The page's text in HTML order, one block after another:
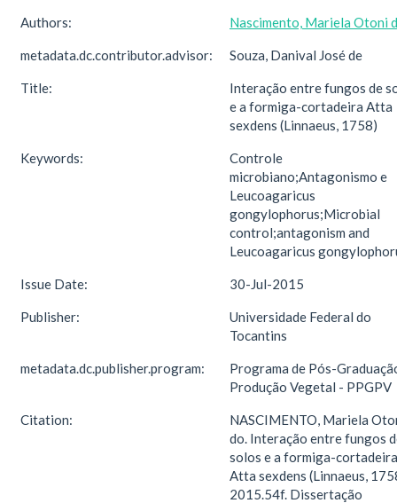
Authors: Nascimento, Mariela Otoni
metadata.dc.contributor.advisor: Souza, Danival José de
Title:
Interação entre fungos de
e a formiga-cortadeira Atta
sexdens (Linnaeus, 1758)
Keywords:
Controle
microbiano;Antagonismo e
Leucoagaricus
gongylophorus;Microbial
control;antagonism and
Leucoagaricus
Issue Date: 30-Jul-2015
Publisher:
Universidade Federal do
Tocantins
metadata.dc.publisher.program:
Programa de Pós-
Produção Vegetal - PPGPV
Citation:
NASCIMENTO, Mariela
do. Interação entre fungos
solos e a formiga-cortadeira
Atta sexdens (Linnaeus,
2015.54f. Dissertação